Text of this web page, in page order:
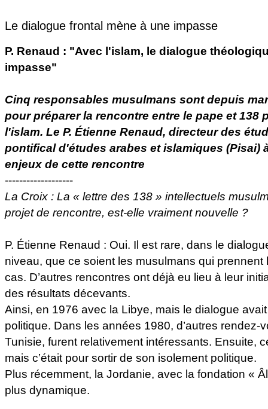
Le dialogue frontal mène à une impasse
P. Renaud : "Avec l'islam, le dialogue
impasse"
Cinq responsables musulmans sont depuis
pour préparer la rencontre entre le pape et 138
l'islam. Le P. Étienne Renaud, directeur des
pontifical d'études arabes et islamiques (Pisai)
enjeux de cette rencontre
-------------------
La Croix : La « lettre des 138 » intellectuels
projet de rencontre, est-elle vraiment nouvelle ?
P. Étienne Renaud : Oui. Il est rare, dans le
niveau, que ce soient les musulmans qui prennent
cas. D’autres rencontres ont déjà eu lieu à leur
des résultats décevants.
Ainsi, en 1976 avec la Libye, mais le dialogue
politique. Dans les années 1980, d’autres rendez-
Tunisie, furent relativement intéressants. Ensuite,
mais c’était pour sortir de son isolement politique.
Plus récemment, la Jordanie, avec la fondation «
plus dynamique.